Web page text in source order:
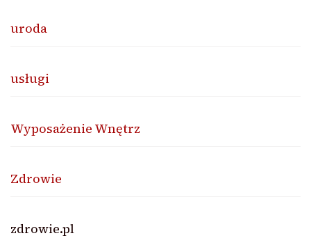
uroda
usługi
Wyposażenie Wnętrz
Zdrowie
zdrowie.pl